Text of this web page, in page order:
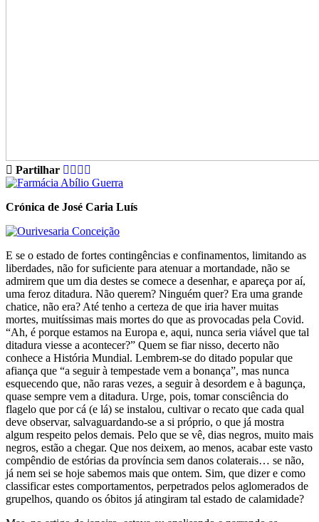
Partilhar
Crónica de José Caria Luís
E se o estado de fortes contingências e confinamentos, limitando as
liberdades, não for suficiente para atenuar a mortandade, não se
admirem que um dia destes se comece a desenhar, e apareça por aí,
uma feroz ditadura. Não querem? Ninguém quer? Era uma grande
chatice, não era? Até tenho a certeza de que iria haver muitas
mortes, muitíssimas mais mortes do que as provocadas pela Covid.
“Ah, é porque estamos na Europa e, aqui, nunca seria viável que tal
ditadura viesse a acontecer?” Quem se fiar nisso, decerto não
conhece a História Mundial. Lembrem-se do ditado popular que
afiança que “a seguir à tempestade vem a bonança”, mas nunca
esquecendo que, não raras vezes, a seguir à desordem e à bagunça,
quase sempre vem a ditadura. Urge, pois, tomar consciência do
flagelo que por cá (e lá) se instalou, cultivar o recato que cada qual
deve observar, salvaguardando-se a si próprio, o que já mostra
algum respeito pelos demais. Pelo que se vê, dias negros, muito mais
negros, estão a chegar. Que nos deixem, ao menos, acabar este vasto
compêndio de estórias da província sem danos colaterais… se não,
já nem sei se hoje sabemos mais que ontem. Sim, que dizer e como
classificar estes comportamentos, perpetrados pelos aglomerados de
grupelhos, quando os óbitos já atingiram tal estado de calamidade?